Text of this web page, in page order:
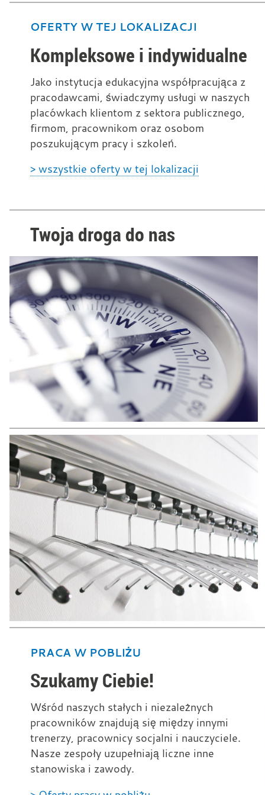
OFERTY W TEJ LOKALIZACJI
Kompleksowe i indywidualne
Jako instytucja edukacyjna współpracująca z
pracodawcami, świadczymy usługi w naszych
placówkach klientom z sektora publicznego,
firmom, pracownikom oraz osobom
poszukującym pracy i szkoleń.
> wszystkie oferty w tej lokalizacji
Twoja droga do nas
PRACA W POBLIŻU
Szukamy Ciebie!
Wśród naszych stałych i niezależnych
pracowników znajdują się między innymi
trenerzy, pracownicy socjalni i nauczyciele.
Nasze zespoły uzupełniają liczne inne
stanowiska i zawody.